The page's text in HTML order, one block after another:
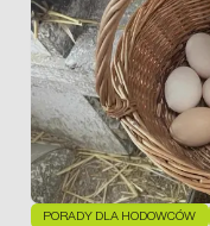
PORADY DLA HODOWCÓW